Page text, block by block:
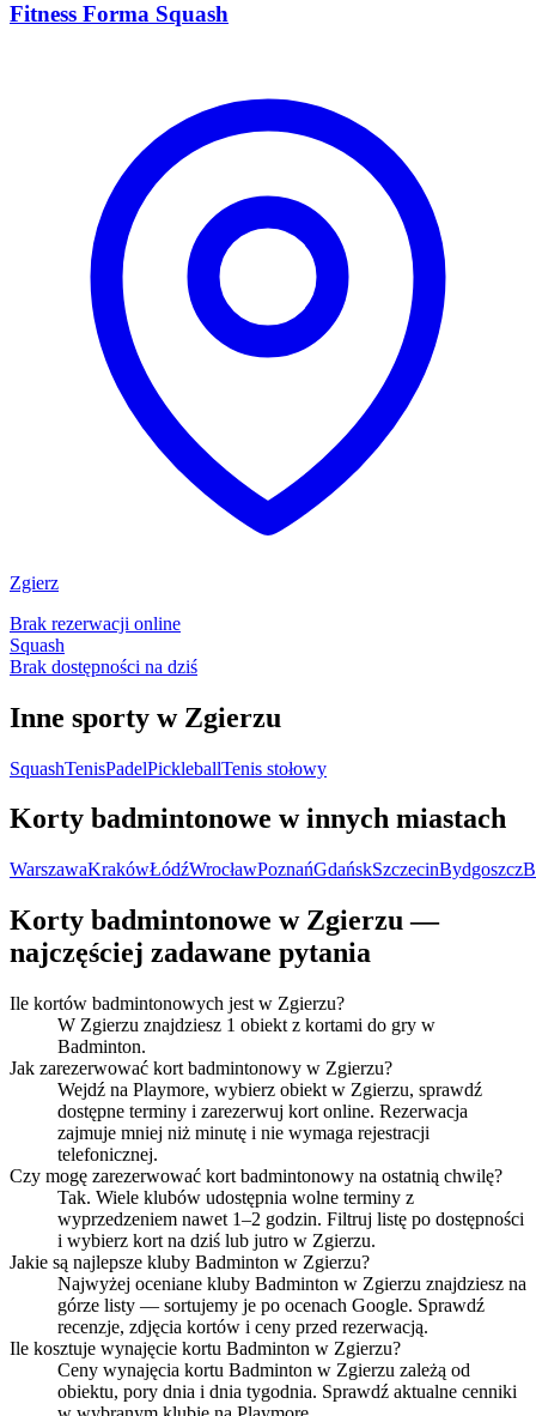
Fitness Forma Squash
Zgierz
Brak rezerwacji online
Squash
Brak dostępności na dziś
Inne sporty w Zgierzu
SquashTenisPadelPickleballTenis stołowy
Korty badmintonowe w innych miastach
WarszawaKrakówŁódźWrocławPoznańGdańskSzczecinBydgoszcz
Korty badmintonowe w Zgierzu —
najczęściej zadawane pytania
Ile kortów badmintonowych jest w Zgierzu?
W Zgierzu znajdziesz 1 obiekt z kortami do gry w
Badminton.
Jak zarezerwować kort badmintonowy w Zgierzu?
Wejdź na Playmore, wybierz obiekt w Zgierzu, sprawdź
dostępne terminy i zarezerwuj kort online. Rezerwacja
zajmuje mniej niż minutę i nie wymaga rejestracji
telefonicznej.
Czy mogę zarezerwować kort badmintonowy na ostatnią chwilę?
Tak. Wiele klubów udostępnia wolne terminy z
wyprzedzeniem nawet 1–2 godzin. Filtruj listę po dostępności
i wybierz kort na dziś lub jutro w Zgierzu.
Jakie są najlepsze kluby Badminton w Zgierzu?
Najwyżej oceniane kluby Badminton w Zgierzu znajdziesz na
górze listy — sortujemy je po ocenach Google. Sprawdź
recenzje, zdjęcia kortów i ceny przed rezerwacją.
Ile kosztuje wynajęcie kortu Badminton w Zgierzu?
Ceny wynajęcia kortu Badminton w Zgierzu zależą od
obiektu, pory dnia i dnia tygodnia. Sprawdź aktualne cenniki